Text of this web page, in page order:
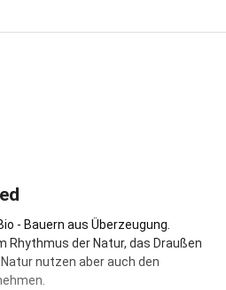
- Bauern aus Überzeugung.
Rhythmus der Natur, das Draußen
nutzen aber auch den